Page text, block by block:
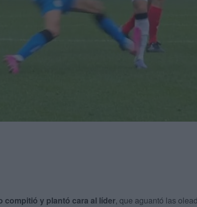
compitió y plantó cara al líder, que aguantó las